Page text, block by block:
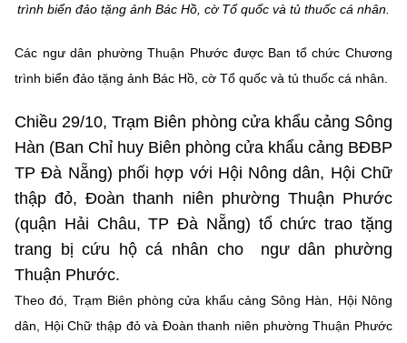
Tiêu chuẩn, đo lường, chất lượng
Năng lượng nguyên tử
Nhiệm vụ trọng tâm
Vietnamese English
BỘ KHOA HỌC VÀ CÔNG NGHỆ
MINISTRY OF SCIENCE AND TECHNOLOGY
Điều khoản sử dụng
Cơ quan chủ quản: Bộ Khoa học và Công nghệ (MST)
trình biển đảo tặng ảnh Bác Hồ, cờ Tổ quốc và tủ thuốc cá nhân.
Các ngư dân phường Thuận Phước được Ban tổ chức Chương
trình biển đảo tặng ảnh Bác Hồ, cờ Tổ quốc và tủ thuốc cá nhân.
Chiều 29/10, Trạm Biên phòng cửa khẩu cảng Sông
Hàn (Ban Chỉ huy Biên phòng cửa khẩu cảng BĐBP
TP Đà Nẵng) phối hợp với Hội Nông dân, Hội Chữ
thập đỏ, Đoàn thanh niên phường Thuận Phước
(quận Hải Châu, TP Đà Nẵng) tổ chức trao tặng
trang bị cứu hộ cá nhân cho ngư dân phường
Thuận Phước.
Theo đó, Trạm Biên phòng cửa khẩu cảng Sông Hàn, Hội Nông
dân, Hội Chữ thập đỏ và Đoàn thanh niên phường Thuận Phước